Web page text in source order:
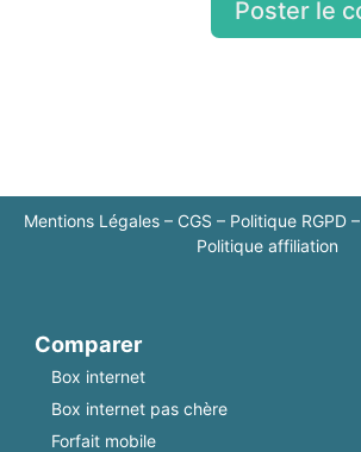
Mentions Légales– CGS – Politique RGPD–
Politique affiliation
Comparer
Box internet
Box internet pas chère
Forfait mobile